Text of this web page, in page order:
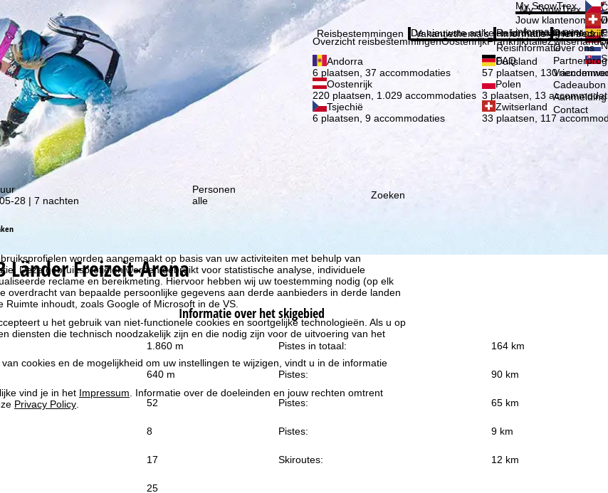
worden aangemaakt op basis van uw activiteiten met behulp van
Deze gebruiksprofielen worden gebruikt voor statistische analyse, individuele
reclame en bereikmeting. Hiervoor hebben wij uw toestemming nodig (op elk
overdracht van bepaalde persoonlijke gegevens aan derde aanbieders in derde landen
Ruimte inhoudt, zoals Google of Microsoft in de VS.
u het gebruik van niet-functionele cookies en soortgelijke technologieën. Als u op
diensten die technisch noodzakelijk zijn en die nodig zijn voor de uitvoering van het
cookies en de mogelijkheid om uw instellingen te wijzigen, vindt u in de informatie
vind je in het Impressum . Informatie over de doeleinden en jouw rechten omtrent
Privacy Policy
kortingsacties!
My SnowTrex
My SnowTrex
Jouw
informatie over je
Kies
Reisbestemmingen
Overzicht reisbestemmingenOostenrijkFrankrijkItaliëZwitserland
Andorra
6 plaatsen, 37 accommodaties
Duitsland
57 plaatsen, 130
Oostenrijk
220 plaatsen, 1.029 accommodaties
Polen
3 plaatsen, 13
Tsjechië
6 plaatsen, 9 accommodaties
Zwitserland
33 plaatsen, 117
Vakantiethema's
De nieuwste artikelen in ons magazine
Informatie
Reisinformatie
Reisinformatie
FAQ
Het bedrijf
Over ons
Over ons
Cadeaubon
Contact
28 | 7 nachten
Personen
alle
Zoeken
Länder Freizeit-Arena
Informatie over het skigebied
1.860 m Pistes in totaal: 164 km
640 m Pistes: 90 km
52 Pistes: 65 km
8 Pistes: 9 km
17 Skiroutes: 12 km
25